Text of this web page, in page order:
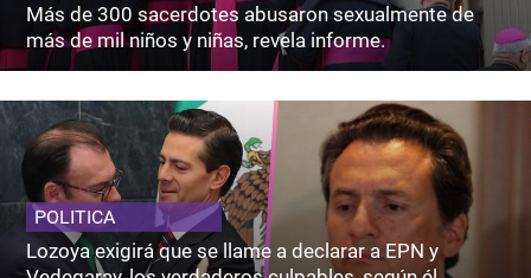
Más de 300 sacerdotes abusaron sexualmente de
más de mil niños y niñas, revela informe.
POLITICA
Lozoya exigirá que se llame a declarar a EPN y